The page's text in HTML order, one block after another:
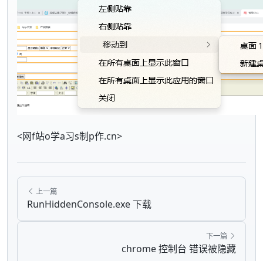
<网f站o学a习s制p作.cn>
上一篇
RunHiddenConsole.exe 下载
下一篇
chrome 控制台 错误被隐藏